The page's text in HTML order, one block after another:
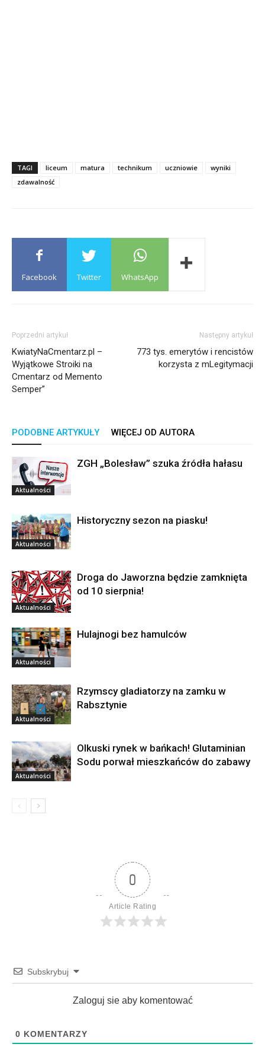
TAGI liceum matura technikum uczniowie
wyniki
zdawalność
Facebook Twitter WhatsApp
Poprzedni artykuł
KwiatyNaCmentarz.pl –
Wyjątkowe Stroiki na
Cmentarz od Memento
Semper”
Następny artykuł
773 tys. emerytów i rencistów
korzysta z mLegitymacji
PODOBNE ARTYKUŁY WIĘCEJ OD AUTORA
Aktualności
ZGH „Bolesław” szuka źródła hałasu
Aktualności
Historyczny sezon na piasku!
Aktualności
Droga do Jaworzna będzie zamknięta
od 10 sierpnia!
Aktualności
Hulajnogi bez hamulców
Aktualności
Rzymscy gladiatorzy na zamku w
Rabsztynie
Aktualności
Olkuski rynek w bańkach! Glutaminian
Sodu porwał mieszkańców do zabawy
0
Article Rating
Subskrybuj
Zaloguj sie aby komentować
0 KOMENTARZY